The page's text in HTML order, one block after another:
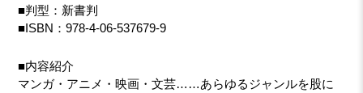
■判型：新書判
■ISBN：978-4-06-537679-9
■内容紹介
マンガ・アニメ・映画・文芸……あらゆるジャンルを股に